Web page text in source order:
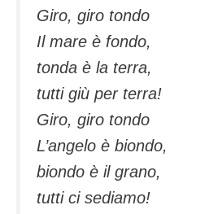
Giro, giro tondo
Il mare è fondo,
tonda è la terra,
tutti giù per terra!
Giro, giro tondo
L’angelo è biondo,
biondo è il grano,
tutti ci sediamo!